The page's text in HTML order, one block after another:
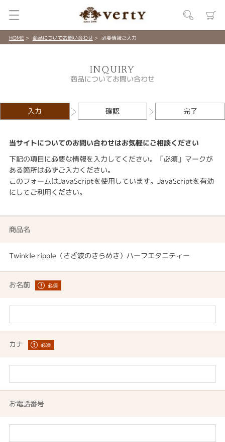
HOME 商品についてお問い合わせ 必要情報ご入力
INQUIRY
商品についてお問い合わせ
入力 確認 完了
当サイトについてのお問い合わせはお気軽にご相談ください
下記の項目に必要な情報を入力してください。「必須」マークが
ある箇所は必ずご入力ください。
このフォームはJavaScriptを使用しています。JavaScriptを有効
にしてご利用ください。
商品名
Twinkle ripple（さざ波のきらめき）ハーフエタニティー
お名前
カナ
お電話番号